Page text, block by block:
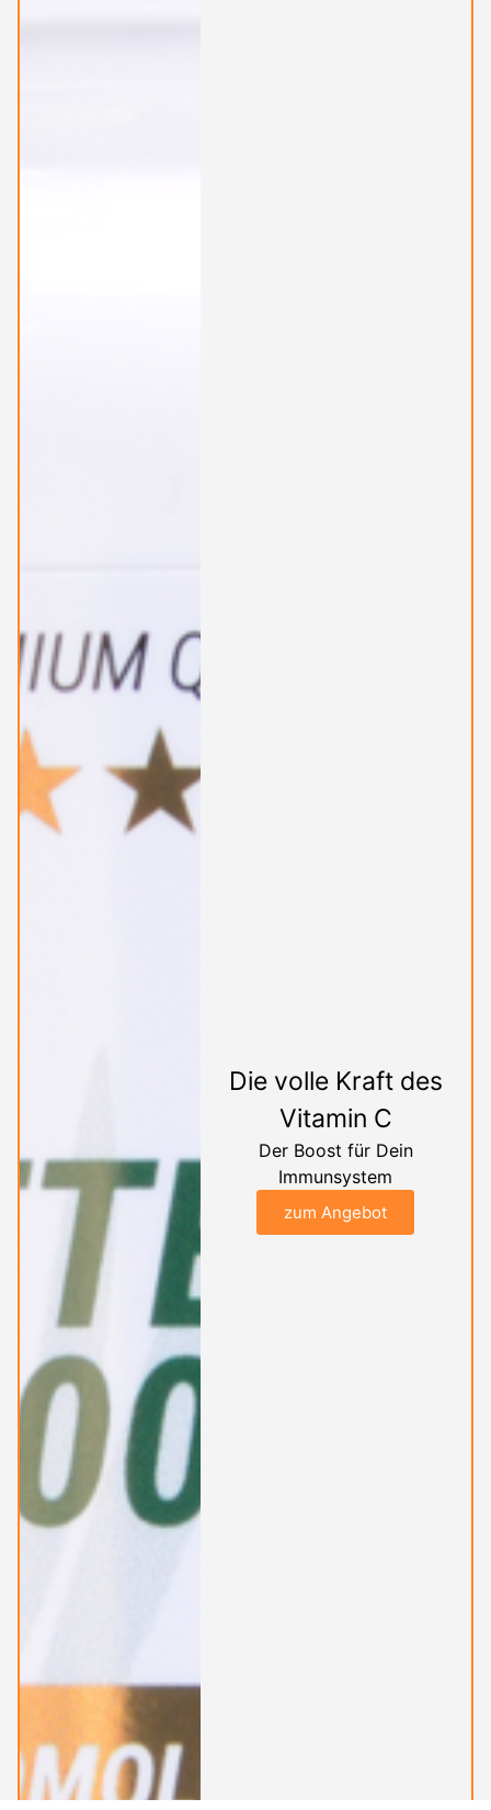
Die volle Kraft des
Vitamin C
Der Boost für Dein
Immunsystem
zum Angebot